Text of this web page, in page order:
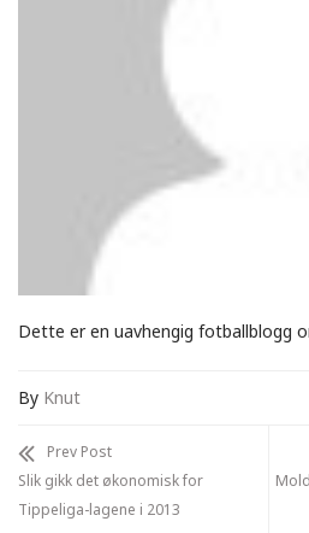
Dette er en uavhengig fotballblogg
By Knut
Prev Post
Slik gikk det økonomisk for
Tippeliga-lagene i 2013